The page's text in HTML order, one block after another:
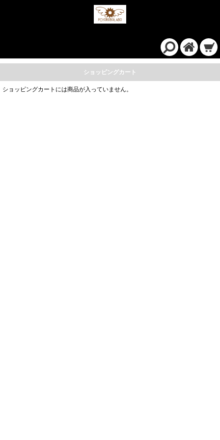
ショッピングカート
ショッピングカートには商品が入っていません。